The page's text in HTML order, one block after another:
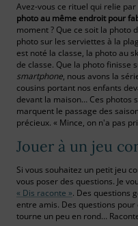
Avez-vous ce rituel qui relie par
photo au même endroit pour
moment ? Que ce soit la photo
photo sur les serviettes à la
est noté la classe, la photo au
de classe. Que la photo finisse
smartphone, nous avons la
cousins portant nos enfants
devant la maison… Ces photos
marquent le passage des
précieux. « Mince, on n'a pas
Jouer à un jeu
Si vous souhaitez un petit jeu
vous poser des questions. Je
« Dis raconte ». Des questions
entre amis. Des questions
tourne un peu en rond…